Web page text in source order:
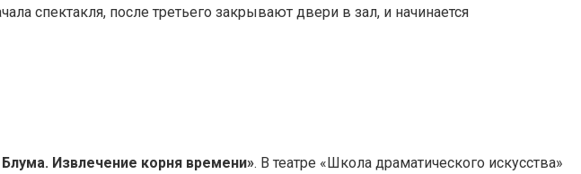
спектакля, после третьего закрывают двери в зал, и начинается
Извлечение корня времени». В театре «Школа драматического искусства»